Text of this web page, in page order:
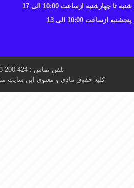
شنبه تا چهارشنبه ازساعت 10:00 الی 17
پنجشنبه ازساعت 10:00 الی 13
تلفن تماس : 424 200 33 - 021
کلیه حقوق مادی و معنوی این سایت